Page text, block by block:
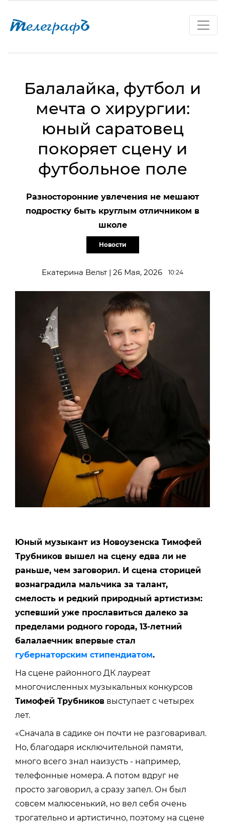
Балалайка, футбол и
мечта о хирургии:
юный саратовец
покоряет сцену и
футбольное поле
Разносторонние увлечения не мешают
подростку быть круглым отличником в
школе
Новости
Екатерина Вельт | 26 Мая, 2026 10:24
Юный музыкант из Новоузенска Тимофей
Трубников вышел на сцену едва ли не
раньше, чем заговорил. И сцена сторицей
вознаградила мальчика за талант,
смелость и редкий природный артистизм:
успевший уже прославиться далеко за
пределами родного города, 13-летний
балалаечник впервые стал
губернаторским стипендиатом.
На сцене районного ДК лауреат
многочисленных музыкальных конкурсов
Тимофей Трубников выступает с четырех
лет.
«Сначала в садике он почти не разговаривал.
Но, благодаря исключительной памяти,
много всего знал наизусть - например,
телефонные номера. А потом вдруг не
просто заговорил, а сразу запел. Он был
совсем малюсенький, но вел себя очень
трогательно и артистично, поэтому на сцене